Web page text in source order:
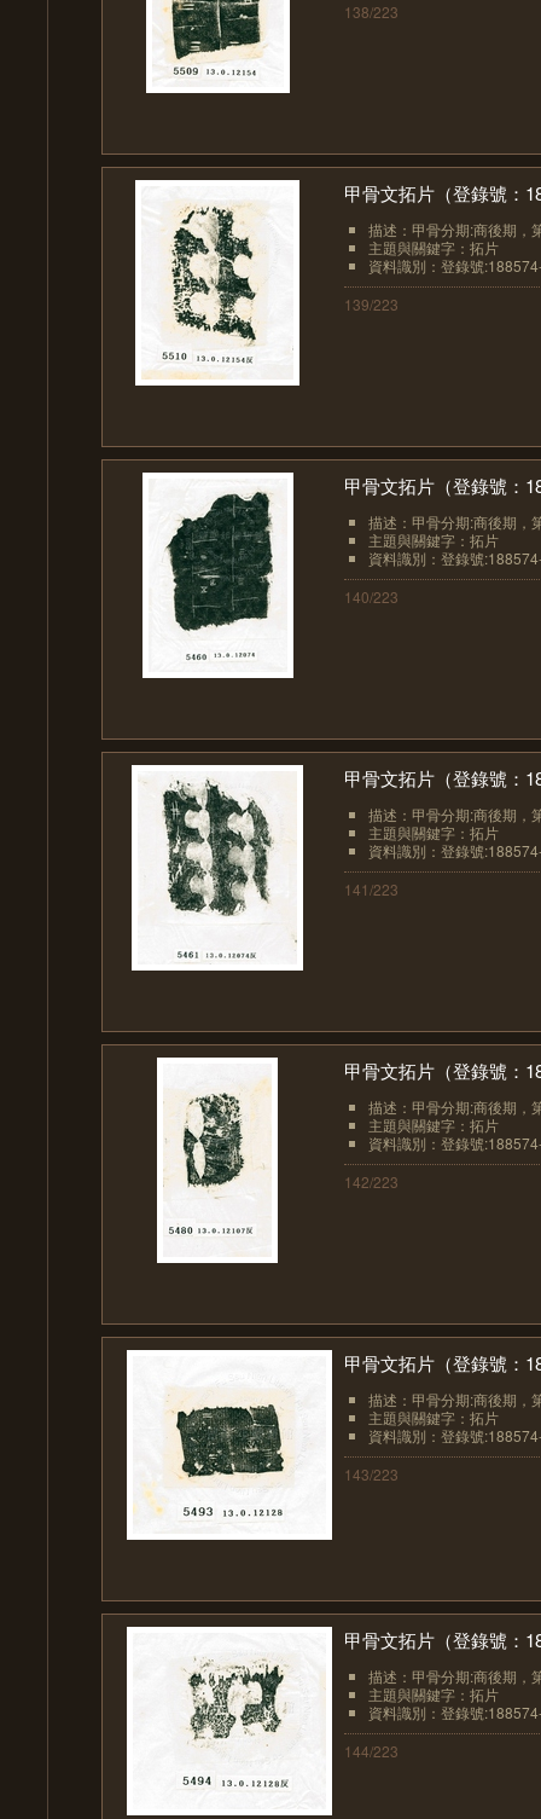
138/223
甲骨文拓片（登錄號：
描述：甲骨分期:商後期，
主題與關鍵字：拓片
資料識別：登錄號
139/223
甲骨文拓片（登錄號：
描述：甲骨分期:商後期，
主題與關鍵字：拓片
資料識別：登錄號
140/223
甲骨文拓片（登錄號：
描述：甲骨分期:商後期，
主題與關鍵字：拓片
資料識別：登錄號
141/223
甲骨文拓片（登錄號：
描述：甲骨分期:商後期，
主題與關鍵字：拓片
資料識別：登錄號
142/223
甲骨文拓片（登錄號：
描述：甲骨分期:商後期，
主題與關鍵字：拓片
資料識別：登錄號
143/223
甲骨文拓片（登錄號：
描述：甲骨分期:商後期，
主題與關鍵字：拓片
資料識別：登錄號
144/223